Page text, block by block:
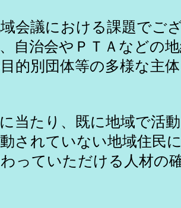
会議における課題でご
自治会やＰＴＡなどの
的別団体等の多様な主
当たり、既に地域で活
されていない地域住民
っていただける人材の